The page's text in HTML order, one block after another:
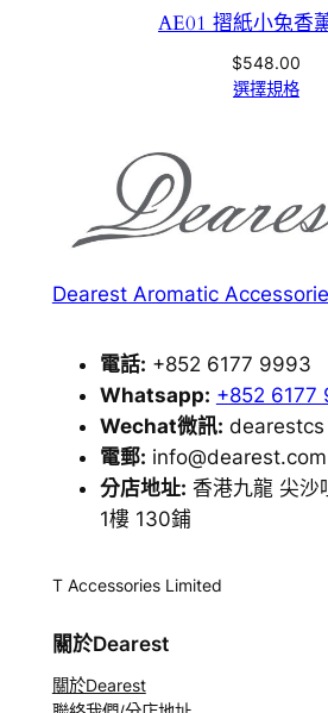
AE01 摺紙小兔香
$548.00
選擇規格
Dearest Aromatic
電話: +852 6177 9993
Whatsapp: +852 6177
Wechat微訊: dearestcs
電郵:
分店地址: 香港九龍 尖沙
1樓 130鋪
T Accessories Limited
關於Dearest
關於Dearest